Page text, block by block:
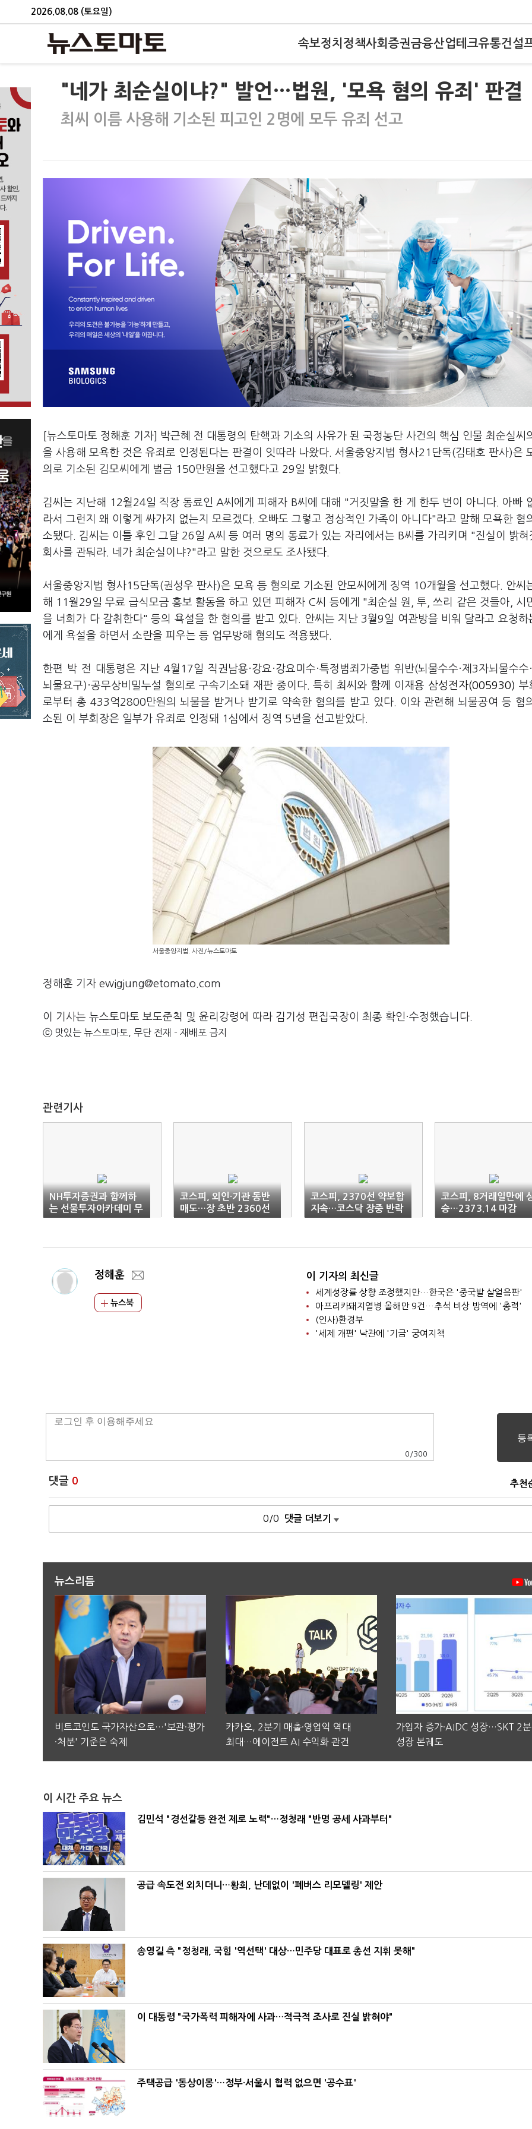
2026.08.08 (토요일)
속보정치 정책사회 증권금융산업테크유통건설
"네가 최순실이냐?" 발언…법원, '모욕 혐의 유죄' 판결
최씨 이름 사용해 기소된 피고인 2명에 모두 유죄 선고
[뉴스토마토 정해훈 기자] 박근혜 전 대통령의 탄핵과 기소의 사유가 된 국정농단 사건의 핵심 인물 최순실씨
을 사용해 모욕한 것은 유죄로 인정된다는 판결이 잇따라 나왔다. 서울중앙지법 형사21단독(김태호 판사)은
의로 기소된 김모씨에게 벌금 150만원을 선고했다고 29일 밝혔다.
김씨는 지난해 12월24일 직장 동료인 A씨에게 피해자 B씨에 대해 "거짓말을 한 게 한두 번이 아니다. 아빠
라서 그런지 왜 이렇게 싸가지 없는지 모르겠다. 오빠도 그렇고 정상적인 가족이 아니다"라고 말해 모욕한 혐
소됐다. 김씨는 이틀 후인 그달 26일 A씨 등 여러 명의 동료가 있는 자리에서는 B씨를 가리키며 "진실이 밝혀
회사를 관둬라. 네가 최순실이냐?"라고 말한 것으로도 조사됐다.
서울중앙지법 형사15단독(권성우 판사)은 모욕 등 혐의로 기소된 안모씨에게 징역 10개월을 선고했다. 안씨
해 11월29일 무료 급식모금 홍보 활동을 하고 있던 피해자 C씨 등에게 "최순실 원, 투, 쓰리 같은 것들아, 시
을 너희가 다 갈취한다" 등의 욕설을 한 혐의를 받고 있다. 안씨는 지난 3월9일 여관방을 비워 달라고 요청하
에게 욕설을 하면서 소란을 피우는 등 업무방해 혐의도 적용됐다.
한편 박 전 대통령은 지난 4월17일 직권남용·강요·강요미수·특정범죄가중법 위반(뇌물수수·제3자뇌물수수
뇌물요구)·공무상비밀누설 혐의로 구속기소돼 재판 중이다. 특히 최씨와 함께 이재용 삼성전자(005930) 부
로부터 총 433억2800만원의 뇌물을 받거나 받기로 약속한 혐의를 받고 있다. 이와 관련해 뇌물공여 등 혐
소된 이 부회장은 일부가 유죄로 인정돼 1심에서 징역 5년을 선고받았다.
서울중앙지법. 사진/뉴스토마토
정해훈 기자 ewigjung@etomato.com
이 기사는 뉴스토마토 보도준칙 및 윤리강령에 따라 김기성 편집국장이 최종 확인·수정했습니다.
ⓒ 맛있는 뉴스토마토, 무단 전재 - 재배포 금지
관련기사
NH투자증권과 함께하
는 선물투자아카데미 무
료수강 기회를 잡으세
코스피, 외인·기관 동반
매도…장 초반 2360선
후퇴
코스피, 2370선 약보합
지속…코스닥 장중 반락
코스피, 8거래일만에
승…2373.14 마감
정해훈
뉴스북
이 기자의 최신글
세계성장률 상향 조정했지만…한국은 '중국발 살얼음판'
아프리카돼지열병 올해만 9건…추석 비상 방역에 '총력'
(인사)환경부
'세제 개편' 낙관에 '기금' 궁여지책
0 /300
댓글 0 추천
0/0 댓글 더보기
뉴스리듬
비트코인도 국가자산으로…'보관·평가
·처분' 기준은 숙제
카카오, 2분기 매출·영업익 역대
최대…에이전트 AI 수익화 관건
가입자 증가·AIDC 성장…SKT 2
성장 본궤도
이 시간 주요 뉴스
김민석 "경선갈등 완전 제로 노력"…정청래 "반명 공세 사과부터"
공급 속도전 외치더니…황희, 난데없이 '폐버스 리모델링' 제안
송영길 측 "정청래, 국힘 '역선택' 대상…민주당 대표로 총선 지휘 못해"
이 대통령 "국가폭력 피해자에 사과…적극적 조사로 진실 밝혀야"
주택공급 '동상이몽'…정부·서울시 협력 없으면 '공수표'